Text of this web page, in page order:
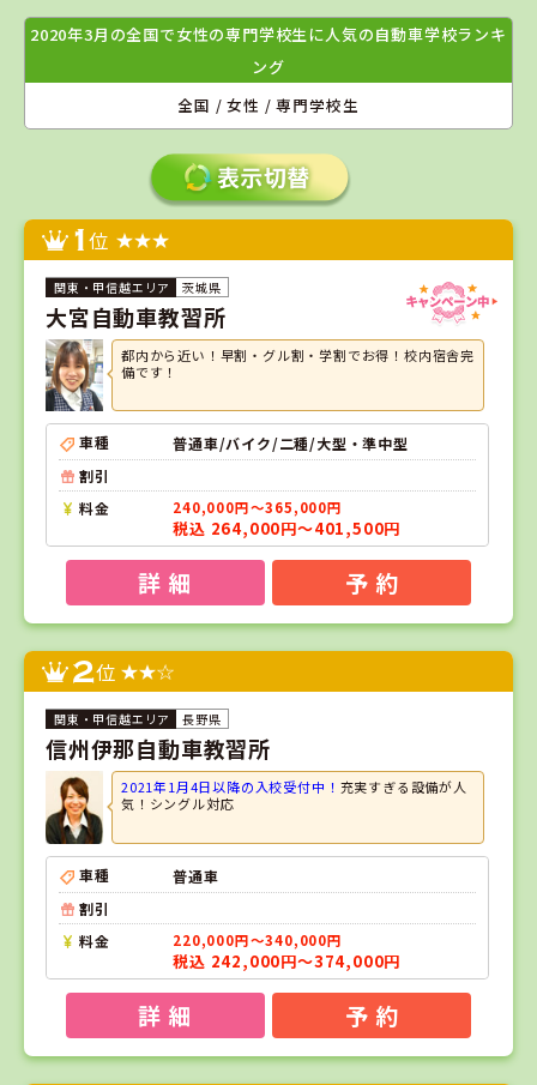
2020年3月の全国で女性の専門学校生に人気の自動車学校ランキ
ング
全国 / 女性 / 専門学校生
1位
茨城県
大宮自動車教習所
都内から近い！早割・グル割・学割でお得！校内宿舎完
備です！
車種
普通車/バイク/二種/大型・準中型
割引
料金
240,000円～365,000円
税込 264,000円～401,500円
詳 細 予 約
2位
長野県
信州伊那自動車教習所
2021年1月4日以降の入校受付中！ 充実すぎる設備が人
気！シングル対応
車種
普通車
割引
料金
220,000円～340,000円
税込 242,000円～374,000円
詳 細 予 約